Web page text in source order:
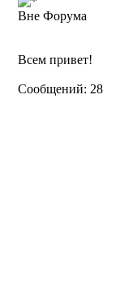
Вне Форума
Всем привет!
Сообщений: 28